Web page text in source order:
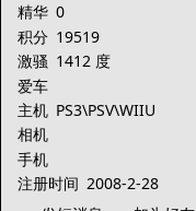
精华 0
积分 19519
激骚 1412 度
爱车
主机 PS3\PSV\WIIU
相机
手机
注册时间 2008-2-28